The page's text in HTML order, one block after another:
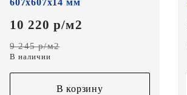
10 220 р/м2
9 245 р/м2
В наличии
В корзину